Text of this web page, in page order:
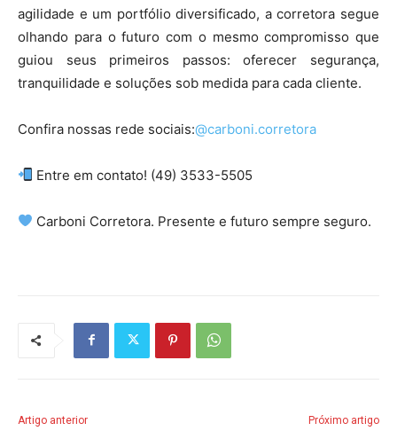
agilidade e um portfólio diversificado, a corretora segue
olhando para o futuro com o mesmo compromisso que
guiou seus primeiros passos: oferecer segurança,
tranquilidade e soluções sob medida para cada cliente.
Confira nossas rede sociais:@carboni.corretora
Entre em contato! (49) 3533-5505
Carboni Corretora. Presente e futuro sempre seguro.
Artigo anterior Próximo artigo